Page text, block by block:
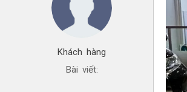
Khách hàng
Bài viết: